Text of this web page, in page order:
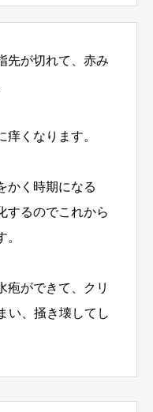
先が切れて、赤み
痒くなります。
かく時期になる
するのでこれから
。
疱ができて、クリ
い、掻き壊してし